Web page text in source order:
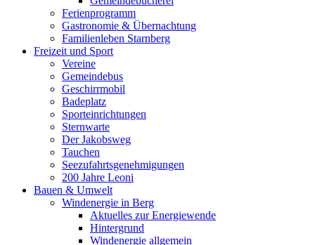
Ferienprogramm
Gastronomie & Übernachtung
Familienleben Starnberg
Freizeit und Sport
Vereine
Gemeindebus
Geschirrmobil
Badeplatz
Sporteinrichtungen
Sternwarte
Der Jakobsweg
Tauchen
Seezufahrtsgenehmigungen
200 Jahre Leoni
Bauen & Umwelt
Windenergie in Berg
Aktuelles zur Energiewende
Hintergrund
Windenergie allgemein